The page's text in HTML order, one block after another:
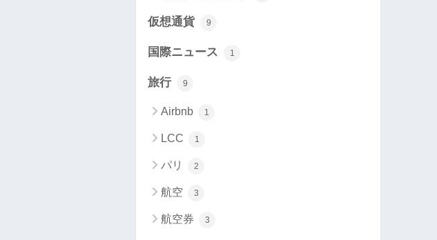
仮想通貨 9
国際ニュース 1
旅行 9
Airbnb 1
LCC 1
パリ 2
航空 3
航空券 3